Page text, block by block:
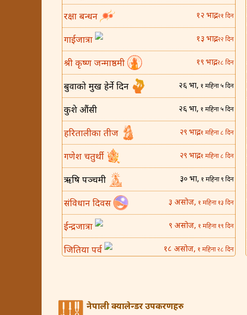
रक्षा बन्धन १२ भाद्र,२१ दिन
गाईजात्रा १३ भाद्र,२२ दिन
श्री कृष्ण जन्माष्ठमी १९ भाद्र,२८ दिन
बुवाको मुख हेर्ने दिन २६ भाद्र, १ महिना ५ दिन
कुशे औंसी २६ भाद्र, १ महिना ५ दिन
हरितालीका तीज २९ भाद्र,१ महिना ८ दिन
गणेश चतुर्थी २९ भाद्र,१ महिना ८ दिन
ऋषि पञ्चमी ३० भाद्र, १ महिना ९ दिन
संविधान दिवस ३ असोज, १ महिना १३ दिन
ईन्द्रजात्रा ९ असोज, १ महिना १९ दिन
जितिया पर्व १८ असोज, १ महिना २८ दिन
बिजया दशमी
नेपाली क्यालेन्डर उपकरणहरु